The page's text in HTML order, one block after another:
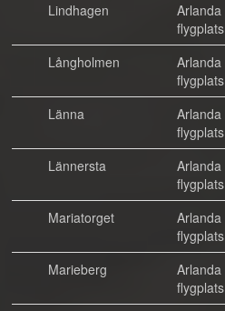
Lindhagen
Arlanda
flygplats
Långholmen
Arlanda
flygplats
Länna
Arlanda
flygplats
Lännersta
Arlanda
flygplats
Mariatorget
Arlanda
flygplats
Marieberg
Arlanda
flygplats